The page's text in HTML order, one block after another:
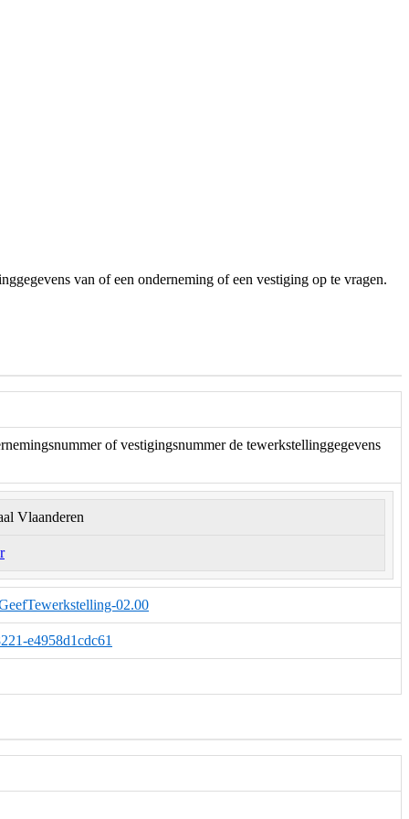
van of een onderneming of een vestiging op te vragen.
of vestigingsnummer de tewerkstellinggegevens
Vlaanderen
02.00
e4958d1cdc61